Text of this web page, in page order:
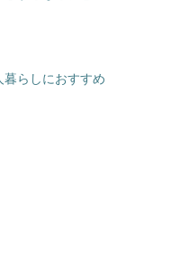
らしにおすすめ